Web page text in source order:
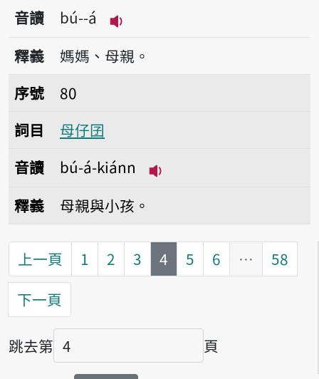
音讀
bú--á
播放音讀bú--á
釋義
媽媽、母親。
序號80母仔囝
序號
80
詞目
母仔囝
音讀
bú-á-kiánn
釋義 母親與小孩。
上一頁 1 2 3 第
4 5 6 …
58
下一頁
跳去第
頁碼
頁